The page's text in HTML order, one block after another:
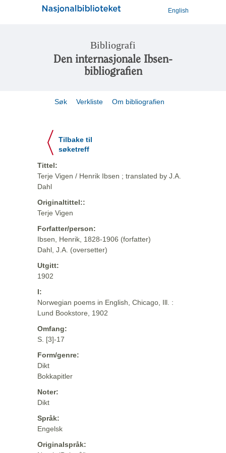
English
Bibliografi
Den internasjonale Ibsen-
bibliografien
Søk Verkliste Om bibliografien
Tilbake til
søketreff
Tittel:
Terje Vigen / Henrik Ibsen ; translated by J.A.
Dahl
Originaltittel::
Terje Vigen
Forfatter/person:
Ibsen, Henrik, 1828-1906 (forfatter)
Dahl, J.A. (oversetter)
Utgitt:
1902
I:
Norwegian poems in English, Chicago, Ill. :
Lund Bookstore, 1902
Omfang:
S. [3]-17
Form/genre:
Dikt
Bokkapitler
Noter:
Dikt
Språk:
Engelsk
Originalspråk: